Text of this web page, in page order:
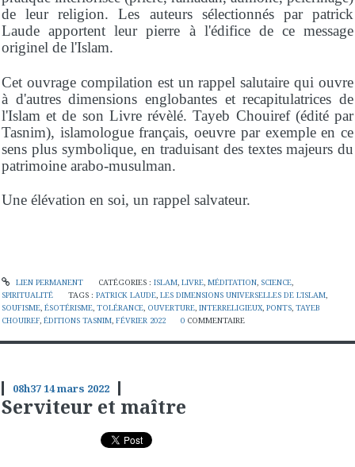
de leur religion. Les auteurs sélectionnés par patrick
Laude apportent leur pierre à l'édifice de ce message
originel de l'Islam.
Cet ouvrage compilation est un rappel salutaire qui ouvre
à d'autres dimensions englobantes et recapitulatrices de
l'Islam et de son Livre révèlé. Tayeb Chouiref (édité par
Tasnim), islamologue français, oeuvre par exemple en ce
sens plus symbolique, en traduisant des textes majeurs du
patrimoine arabo-musulman.
Une élévation en soi, un rappel salvateur.
LIEN PERMANENT CATÉGORIES : ISLAM, LIVRE, MÉDITATION, SCIENCE,
SPIRITUALITÉ
TAGS :PATRICK LAUDE,LES DIMENSIONS UNIVERSELLES DE L'ISLAM,
SOUFISME, ÉSOTÉRISME, TOLÉRANCE, OUVERTURE, INTERRELIGIEUX, PONTS, TAYEB
CHOUIREF, ÉDITIONS TASNIM, FÉVRIER 2022 0 COMMENTAIRE
08h3714mars 2022
Serviteur et maître